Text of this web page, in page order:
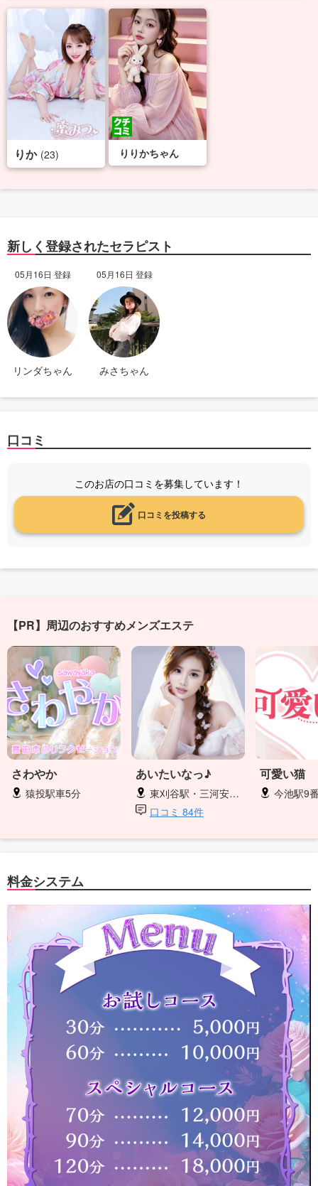
りか (23) りりかちゃん
新しく登録されたセラピスト
05月16日 登録
リンダちゃん
05月16日 登録
みさちゃん
口コミ
このお店の口コミを募集しています！
口コミを投稿する
【PR】周辺のおすすめメンズエステ
さわやか
猿投駅車5分
あいたいなっ♪
東刈谷駅・三河安城駅徒歩
口コミ 84件
可愛い猫
今池駅9番
料金システム